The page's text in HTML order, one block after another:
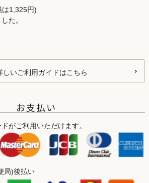
1,325円)
た。
しいご利用ガイドはこちら
お支払い
がご利用いただけます。
局)後払い